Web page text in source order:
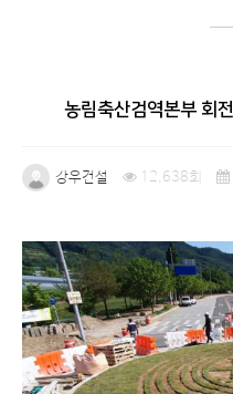
농림축산검역본부 회
강우건설 12,638회
본문